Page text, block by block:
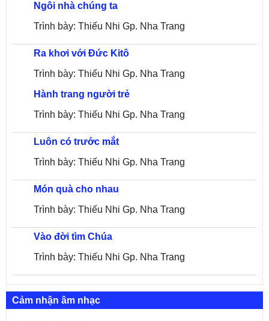
Ngôi nhà chúng ta
Trình bày: Thiếu Nhi Gp. Nha Trang
Ra khơi với Đức Kitô
Trình bày: Thiếu Nhi Gp. Nha Trang
Hành trang người trẻ
Trình bày: Thiếu Nhi Gp. Nha Trang
Luôn có trước mắt
Trình bày: Thiếu Nhi Gp. Nha Trang
Món quà cho nhau
Trình bày: Thiếu Nhi Gp. Nha Trang
Vào đời tìm Chúa
Trình bày: Thiếu Nhi Gp. Nha Trang
Cảm nhận âm nhạc